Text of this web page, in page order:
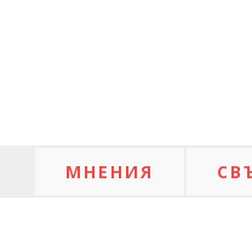
МНЕНИЯ